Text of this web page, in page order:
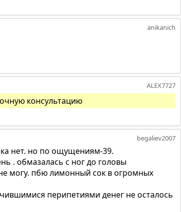
anikanich
ALEX7727
консультацию
begaliev2007
нет. но по ощущениям-39.
. обмазалась с ног до головы
могу. пбю лимонный сок в огромных
перипетиями денег не осталось